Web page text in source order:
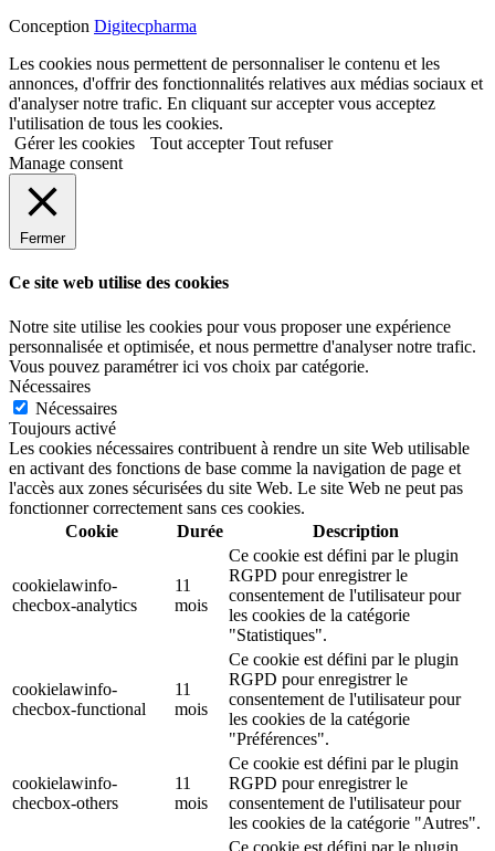
Conception Digitecpharma
Les cookies nous permettent de personnaliser le contenu et les
annonces, d'offrir des fonctionnalités relatives aux médias sociaux et
d'analyser notre trafic. En cliquant sur accepter vous acceptez
l'utilisation de tous les cookies.
Gérer les cookies
Tout accepterTout refuser
Manage consent
Fermer
Ce site web utilise des cookies
Notre site utilise les cookies pour vous proposer une expérience
personnalisée et optimisée, et nous permettre d'analyser notre trafic.
Vous pouvez paramétrer ici vos choix par catégorie.
Nécessaires
Nécessaires
Toujours activé
Les cookies nécessaires contribuent à rendre un site Web utilisable
en activant des fonctions de base comme la navigation de page et
l'accès aux zones sécurisées du site Web. Le site Web ne peut pas
fonctionner correctement sans ces cookies.
Cookie
Durée Description
cookielawinfo-
checbox-analytics
11
mois
Ce cookie est défini par le plugin
RGPD pour enregistrer le
consentement de l'utilisateur pour
les cookies de la catégorie
"Statistiques".
cookielawinfo-
checbox-functional
11
mois
Ce cookie est défini par le plugin
RGPD pour enregistrer le
consentement de l'utilisateur pour
les cookies de la catégorie
"Préférences".
cookielawinfo-
checbox-others
11
mois
Ce cookie est défini par le plugin
RGPD pour enregistrer le
consentement de l'utilisateur pour
les cookies de la catégorie "Autres".
Ce cookie est défini par le plugin